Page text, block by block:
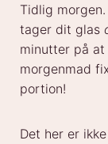
Tidlig
tager dit glas
minutter på
morgenmad
portion!
Det her er